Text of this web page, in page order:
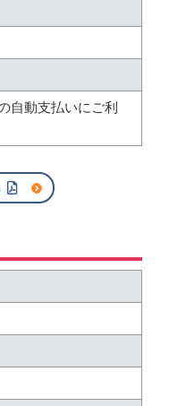
自動支払いにご利